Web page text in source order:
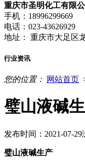
重庆市圣明化工有限公
手机：18996299669
电话：023-43626929
地址： 重庆市大足区
行业资讯
您的位置： 网站首页
璧山液碱
发布时间：2021-07-29
璧山液碱生产